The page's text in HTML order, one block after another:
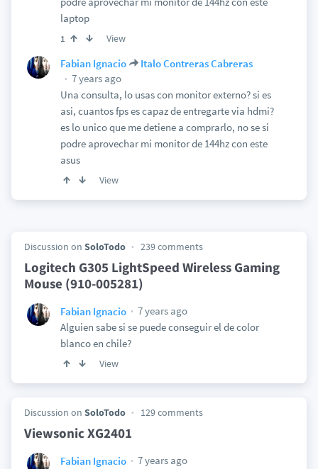
laptop
1 View
Fabian Ignacio
Italo Contreras Cabreras
7 years ago
Una consulta, lo usas con monitor externo? si es
asi, cuantos fps es capaz de entregarte via hdmi?
es lo unico que me detiene a comprarlo, no se si
podre aprovechar mi monitor de 144hz con este
asus
View
Discussion on SoloTodo 239 comments
Logitech G305 LightSpeed Wireless Gaming
Mouse (910-005281)
Fabian Ignacio
7 years ago
Alguien sabe si se puede conseguir el de color
blanco en chile?
View
Discussion on SoloTodo 129 comments
Viewsonic XG2401
Fabian Ignacio
7 years ago